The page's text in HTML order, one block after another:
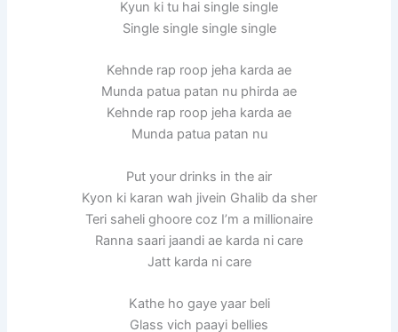
Kyun ki tu hai single single
Single single single single
Kehnde rap roop jeha karda ae
Munda patua patan nu phirda ae
Kehnde rap roop jeha karda ae
Munda patua patan nu
Put your drinks in the air
Kyon ki karan wah jivein Ghalib da sher
Teri saheli ghoore coz I’m a millionaire
Ranna saari jaandi ae karda ni care
Jatt karda ni care
Kathe ho gaye yaar beli
Glass vich paayi bellies